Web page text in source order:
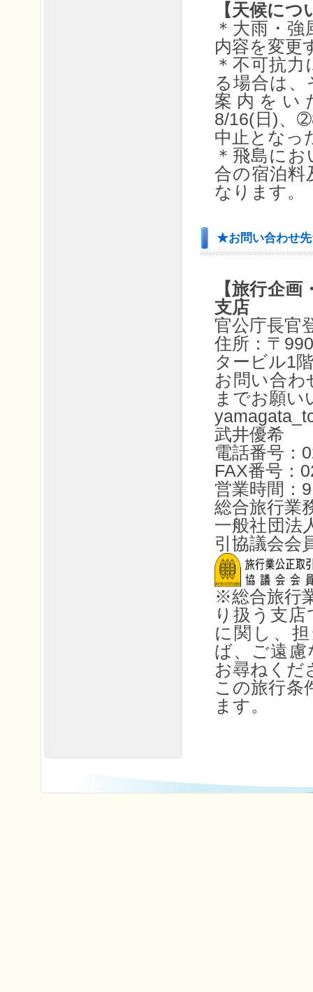
【天候につ
＊大雨・
内容を変更
＊不可抗
る場合は
案内をい
8/16(日)、
中止となっ
＊飛島に
合の宿泊料
なります。
★お問い合わせ
【旅行企
支店
官公庁長官
住所：〒
タービル1階
お問い合
までお願い
武井優希
電話番号：
FAX番号：
営業時間：
総合旅行業
一般社団法
引協議会会
※総合旅行
り扱う支
に関し、
ば、ご遠慮
お尋ねくだ
この旅行条
ます。